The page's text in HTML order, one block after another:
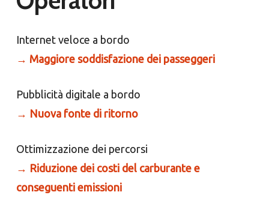
Internet veloce a bordo
→ Maggiore soddisfazione dei passeggeri
Pubblicità digitale a bordo
→ Nuova fonte di ritorno
Ottimizzazione dei percorsi
→ Riduzione dei costi del carburante e
conseguenti emissioni